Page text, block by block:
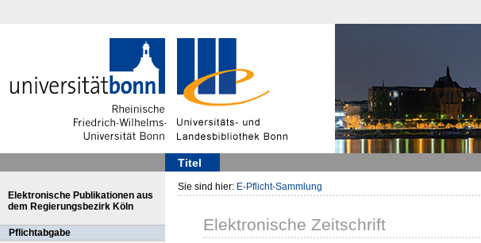
Titel
Elektronische Publikationen aus
dem Regierungsbezirk Köln
Pflichtabgabe
Sie sind hier: E-Pflicht-Sammlung
Elektronische Zeitschrift